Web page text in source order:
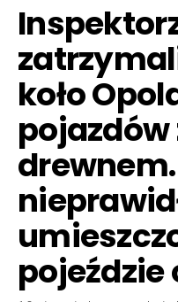
koło
pojazdów
pojeździe